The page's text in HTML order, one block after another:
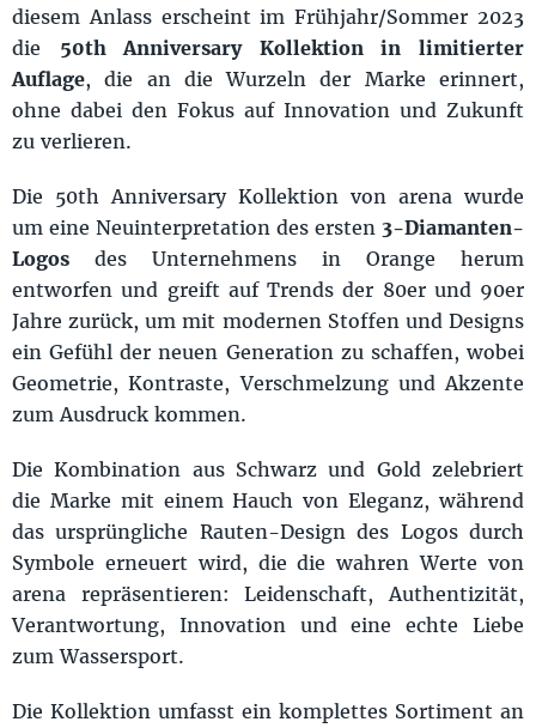
diesem Anlass erscheint im Frühjahr/Sommer 2023
die 50th Anniversary Kollektion in limitierter
Auflage, die an die Wurzeln der Marke erinnert,
ohne dabei den Fokus auf Innovation und Zukunft
zu verlieren.
Die 50th Anniversary Kollektion von arena wurde
um eine Neuinterpretation des ersten 3-Diamanten-
Logos des Unternehmens in Orange herum
entworfen und greift auf Trends der 80er und 90er
Jahre zurück, um mit modernen Stoffen und Designs
ein Gefühl der neuen Generation zu schaffen, wobei
Geometrie, Kontraste, Verschmelzung und Akzente
zum Ausdruck kommen.
Die Kombination aus Schwarz und Gold zelebriert
die Marke mit einem Hauch von Eleganz, während
das ursprüngliche Rauten-Design des Logos durch
Symbole erneuert wird, die die wahren Werte von
arena repräsentieren: Leidenschaft, Authentizität,
Verantwortung, Innovation und eine echte Liebe
zum Wassersport.
Die Kollektion umfasst ein komplettes Sortiment an